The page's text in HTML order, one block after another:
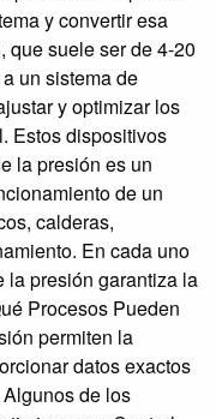
y convertir esa
que suele ser de 4-20
un sistema de
y optimizar los
Estos dispositivos
la presión es un
de un
calderas,
En cada uno
la presión garantiza la
Procesos Pueden
permiten la
datos exactos
de los